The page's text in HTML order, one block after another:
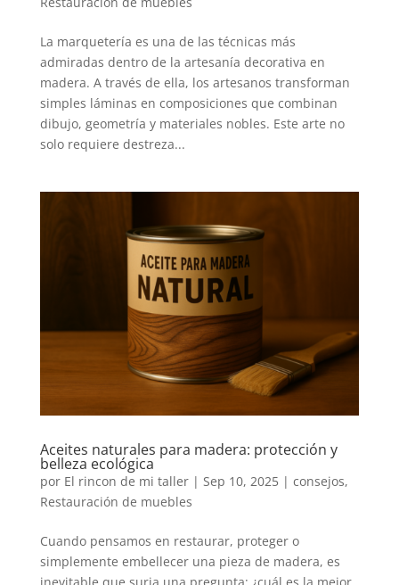
La marquetería es una de las técnicas más
admiradas dentro de la artesanía decorativa en
madera. A través de ella, los artesanos transforman
simples láminas en composiciones que combinan
dibujo, geometría y materiales nobles. Este arte no
solo requiere destreza...
Aceites naturales para madera: protección y
belleza ecológica
por El rincon de mi taller| Sep 10, 2025| consejos,
Restauración de muebles
Cuando pensamos en restaurar, proteger o
simplemente embellecer una pieza de madera, es